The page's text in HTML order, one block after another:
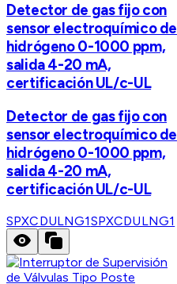
Detector de gas fijo con
sensor electroquímico de
hidrógeno 0-1000 ppm,
salida 4-20 mA,
certificación UL/c-UL
Detector de gas fijo con
sensor electroquímico de
hidrógeno 0-1000 ppm,
salida 4-20 mA,
certificación UL/c-UL
SPXCDULNG1SPXCDULNG1